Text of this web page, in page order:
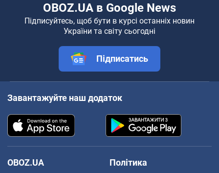
OBOZ.UA в Google News
Підписуйтесь, щоб бути в курсі останніх новин
України та світу сьогодні
Підписатись
Завантажуйте наш додаток
OBOZ.UA
Політика